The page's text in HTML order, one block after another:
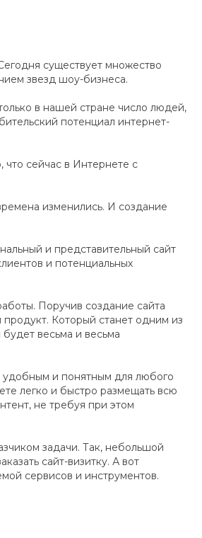
существует множество
звезд шоу-бизнеса.
в нашей стране число людей,
потенциал интернет-
сейчас в Интернете с
изменились. И создание
и представительный сайт
и потенциальных
Поручив создание сайта
Который станет одним из
весьма и весьма
удобным и понятным для любого
легко и быстро размещать всю
не требуя при этом
задачи. Так, небольшой
сайт-визитку. А вот
сервисов и инструментов.